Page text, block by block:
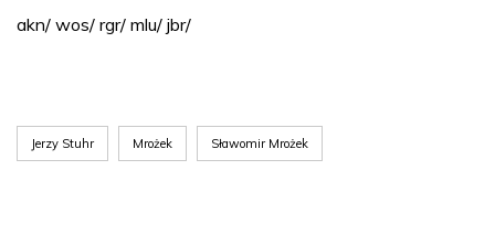
akn/ wos/ rgr/ mlu/ jbr/
Jerzy Stuhr Mrożek Sławomir Mrożek